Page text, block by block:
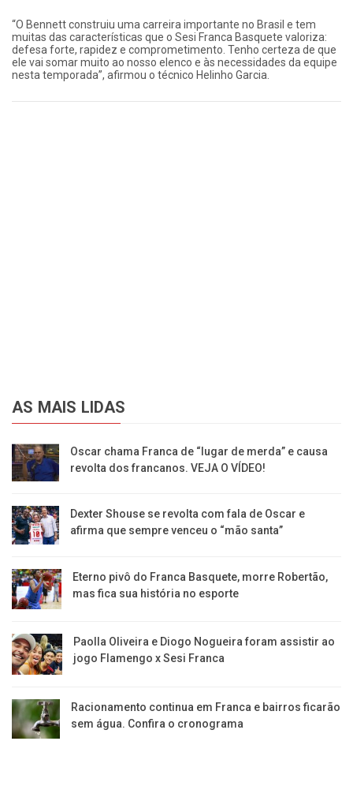
“O Bennett construiu uma carreira importante no Brasil e tem
muitas das características que o Sesi Franca Basquete valoriza:
defesa forte, rapidez e comprometimento. Tenho certeza de que
ele vai somar muito ao nosso elenco e às necessidades da equipe
nesta temporada”, afirmou o técnico Helinho Garcia.
AS MAIS LIDAS
Oscar chama Franca de “lugar de merda” e causa
revolta dos francanos. VEJA O VÍDEO!
Dexter Shouse se revolta com fala de Oscar e
afirma que sempre venceu o “mão santa”
Eterno pivô do Franca Basquete, morre Robertão,
mas fica sua história no esporte
Paolla Oliveira e Diogo Nogueira foram assistir ao
jogo Flamengo x Sesi Franca
Racionamento continua em Franca e bairros ficarão
sem água. Confira o cronograma